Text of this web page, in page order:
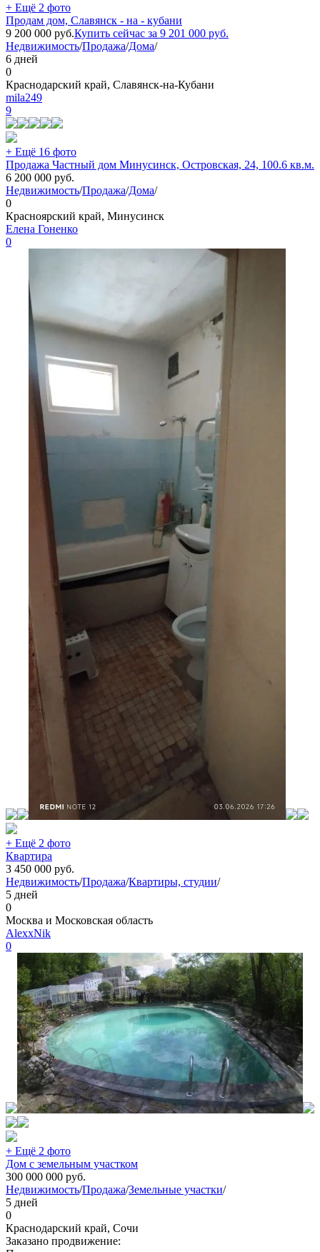
+ Ещё 2 фото
Продам дом, Славянск - на - кубани
9 200 000 руб.Купить сейчас за 9 201 000 руб.
Недвижимость/Продажа/Дома/
6 дней
0
Краснодарский край, Славянск-на-Кубани
mila249
9
+ Ещё 16 фото
Продажа Частный дом Минусинск, Островская, 24, 100.6 кв.м.
6 200 000 руб.
Недвижимость/Продажа/Дома/
0
Красноярский край, Минусинск
Елена Гоненко
0
+ Ещё 2 фото
Квартира
3 450 000 руб.
Недвижимость/Продажа/Квартиры, студии/
5 дней
0
Москва и Московская область
AlexxNik
0
+ Ещё 2 фото
Дом с земельным участком
300 000 000 руб.
Недвижимость/Продажа/Земельные участки/
5 дней
0
Краснодарский край, Сочи
Заказано продвижение: